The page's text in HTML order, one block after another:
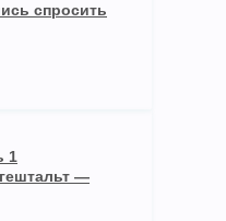
спросить
1
—